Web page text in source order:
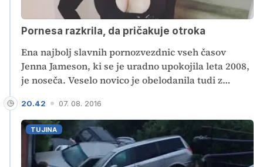
Pornesa razkrila, da pričakuje otroka
Ena najbolj slavnih pornozvezdnic vseh časov
Jenna Jameson, ki se je uradno upokojila leta 2008,
je noseča. Veselo novico je obelodanila tudi z
TUJINA
20.42 07. 08. 2016